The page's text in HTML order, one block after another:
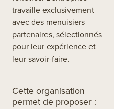
travaille exclusivement
avec des menuisiers
partenaires, sélectionnés
pour leur expérience et
leur savoir-faire.
Cette organisation
permet de proposer :